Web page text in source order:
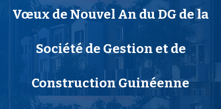
Vœux de Nouvel An du DG de la
Société de Gestion et de
Construction Guinéenne